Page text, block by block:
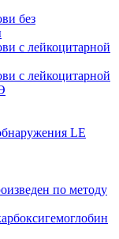
без
с лейкоцитарной
с лейкоцитарной
LE
по методу